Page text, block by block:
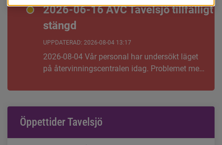
2026-06-16 ÅVC Tavelsjö tillfälligt
stängd
UPPDATERAD: 2026-08-04 13:17
2026-08-04 Vår personal har undersökt läget
på återvinningscentralen idag. Problemet med
uppdatering nästa vecka. 2026-07-28 Vår
personal har återigen varit ut för att
undersöka läget på återvinningscentralen.
Problemet med de häckande fåglarna består.
Vi gör en ny uppdatering nästa vecka. 2026-
Öppettider Tavelsjö